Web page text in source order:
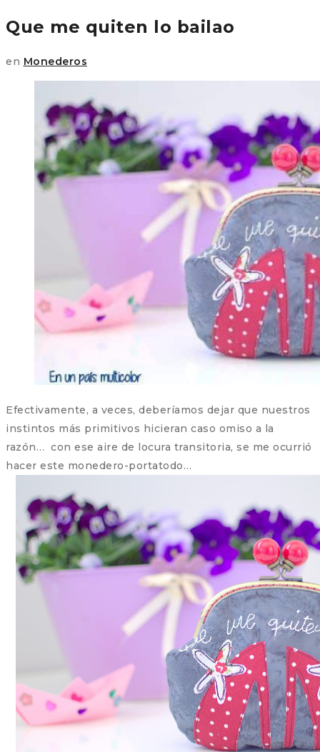
Que me quiten lo bailao
en Monederos
Efectivamente, a veces, deberíamos dejar que nuestros
instintos más primitivos hicieran caso omiso a la
razón… con ese aire de locura transitoria, se me ocurrió
hacer este monedero-portatodo…